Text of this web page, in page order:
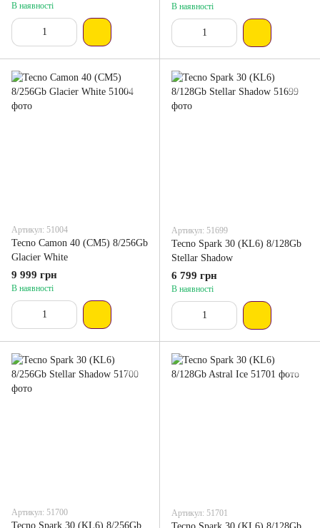
В наявності В наявності
Артикул: 51004
Tecno Camon 40 (CM5) 8/256Gb
Glacier White
9 999 грн
В наявності
Артикул: 51699
Tecno Spark 30 (KL6) 8/128Gb
Stellar Shadow
6 799 грн
В наявності
Артикул: 51700
Tecno Spark 30 (KL6) 8/256Gb
Артикул: 51701